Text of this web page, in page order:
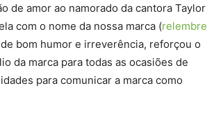
de amor ao namorado da cantora Taylor
com o nome da nossa marca (relembre
bom humor e irreverência, reforçou o
da marca para todas as ocasiões de
para comunicar a marca como